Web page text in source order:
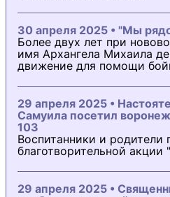
30 апреля 2025 • "Мы
Более двух лет при
имя Архангела Михаила
движение для помощи
29 апреля 2025 •
Самуила посетил
103
Воспитанники и родители
благотворительной акции
29 апреля 2025 •